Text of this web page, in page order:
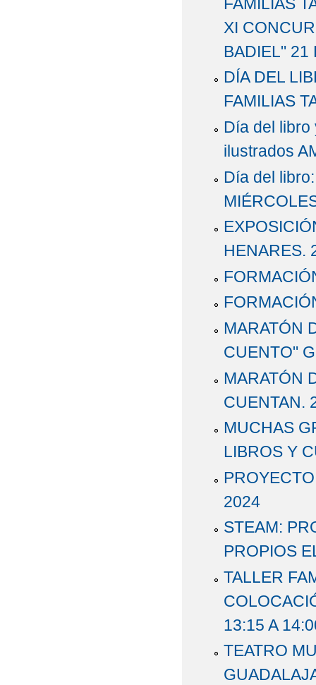
XI
BADIEL" 21
DÍA DEL
FAMILIAS
Día del libro
ilustrados
Día del
HENARES.
MARATÓN
CUENTO"
MARATÓN
CUENTAN.
MUCHAS
LIBROS Y
2024
STEAM:
PROPIOS
TALLER
13:15 A
TEATRO